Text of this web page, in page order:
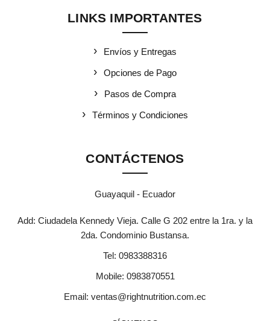
LINKS IMPORTANTES
Envíos y Entregas
Opciones de Pago
Pasos de Compra
Términos y Condiciones
CONTÁCTENOS
Guayaquil - Ecuador
Add: Ciudadela Kennedy Vieja. Calle G 202 entre la 1ra. y la
2da. Condominio Bustansa.
Tel: 0983388316
Mobile: 0983870551
Email: ventas@rightnutrition.com.ec